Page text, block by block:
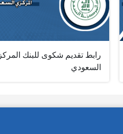
رابط تقديم شكوى للبنك
السعودي